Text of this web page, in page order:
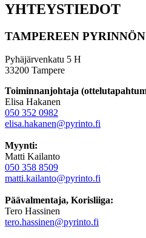
YHTEYSTIEDOT
TAMPEREEN
Pyhäjärvenkatu 5 H
33200 Tampere
Toiminnanjohtaja
Elisa Hakanen
050 352 0982
elisa.hakanen@pyrinto.fi
Myynti:
Matti Kailanto
050 358 8509
matti.kailanto@pyrinto.fi
Päävalmentaja, Korisliiga:
Tero Hassinen
tero.hassinen@pyrinto.fi